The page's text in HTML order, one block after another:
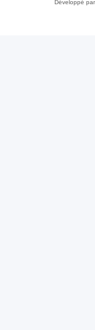
Développé par